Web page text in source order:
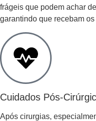
frágeis que podem achar
garantindo que recebam
Cuidados Pós-
Após cirurgias,